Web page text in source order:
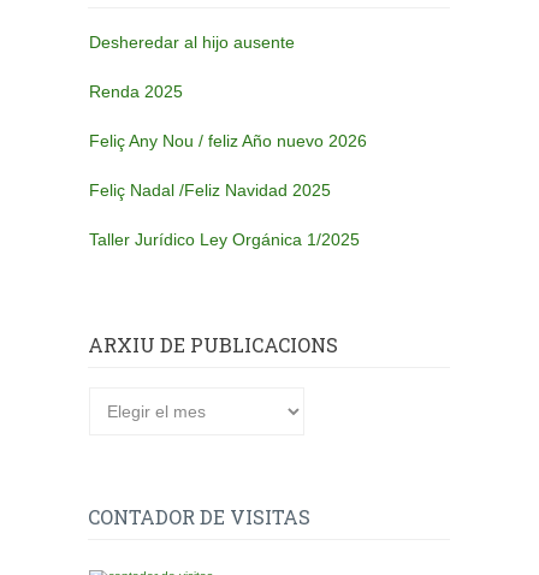
Desheredar al hijo ausente
Renda 2025
Feliç Any Nou / feliz Año nuevo 2026
Feliç Nadal /Feliz Navidad 2025
Taller Jurídico Ley Orgánica 1/2025
ARXIU DE PUBLICACIONS
CONTADOR DE VISITAS